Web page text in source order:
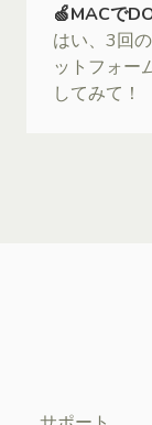
🍏MACで
はい、3回
ットフォー
してみて！